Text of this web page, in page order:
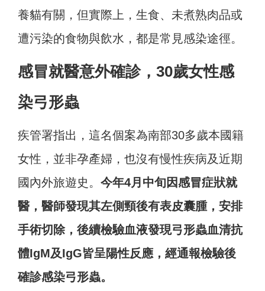
養貓有關，但實際上，生食、未煮熟肉品或
遭污染的食物與飲水，都是常見感染途徑。
感冒就醫意外確診，30歲女性感
染弓形蟲
疾管署指出，這名個案為南部30多歲本國籍
女性，並非孕產婦，也沒有慢性疾病及近期
國內外旅遊史。 今年4月中旬因感冒症狀就
醫，醫師發現其左側頸後有表皮囊腫，安排
手術切除，後續檢驗血液發現弓形蟲血清抗
體IgM及IgG皆呈陽性反應，經通報檢驗後
確診感染弓形蟲。